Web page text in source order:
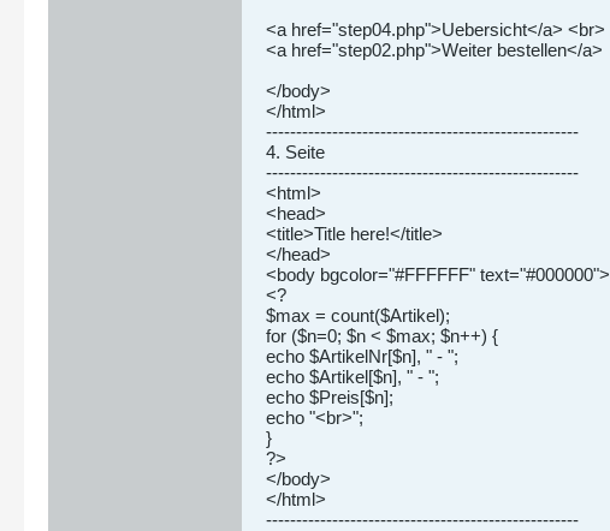
<a href="step04.php">Uebersicht</a> <br>
<a href="step02.php">Weiter bestellen</a>
</body>
</html>
----------------------------------------------------
4. Seite
----------------------------------------------------
<html>
<head>
<title>Title here!</title>
</head>
<body bgcolor="#FFFFFF" text="#000000">
<?
$max = count($Artikel);
for ($n=0; $n < $max; $n++) {
echo $ArtikelNr[$n], " - ";
echo $Artikel[$n], " - ";
echo $Preis[$n];
echo "<br>";
}
?>
</body>
</html>
----------------------------------------------------